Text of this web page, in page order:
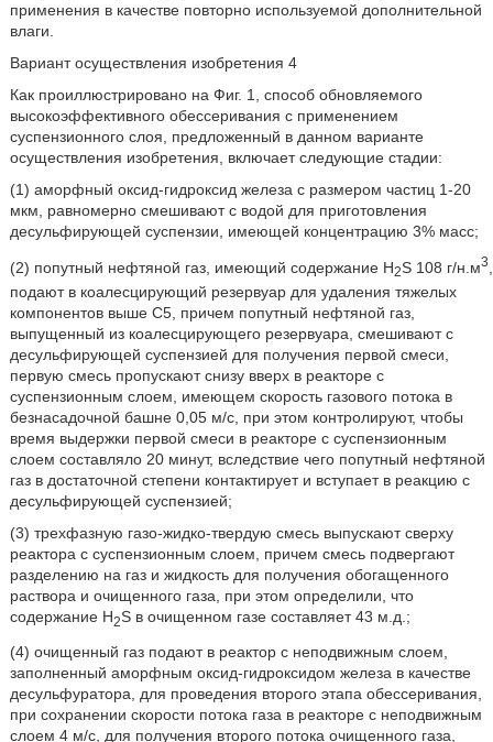
применения в качестве повторно используемой дополнительной
влаги.
Вариант осуществления изобретения 4
Как проиллюстрировано на Фиг. 1, способ обновляемого
высокоэффективного обессеривания с применением
суспензионного слоя, предложенный в данном варианте
осуществления изобретения, включает следующие стадии:
(1) аморфный оксид-гидроксид железа с размером частиц 1-20
мкм, равномерно смешивают с водой для приготовления
десульфирующей суспензии, имеющей концентрацию 3% масс;
(2) попутный нефтяной газ, имеющий содержание H2S 108 г/н.м3
подают в коалесцирующий резервуар для удаления тяжелых
компонентов выше С5, причем попутный нефтяной газ,
выпущенный из коалесцирующего резервуара, смешивают с
десульфирующей суспензией для получения первой смеси,
первую смесь пропускают снизу вверх в реакторе с
суспензионным слоем, имеющем скорость газового потока в
безнасадочной башне 0,05 м/с, при этом контролируют, чтобы
время выдержки первой смеси в реакторе с суспензионным
слоем составляло 20 минут, вследствие чего попутный нефтяной
газ в достаточной степени контактирует и вступает в реакцию с
десульфирующей суспензией;
(3) трехфазную газо-жидко-твердую смесь выпускают сверху
реактора с суспензионным слоем, причем смесь подвергают
разделению на газ и жидкость для получения обогащенного
раствора и очищенного газа, при этом определили, что
содержание H2S в очищенном газе составляет 43 м.д.;
(4) очищенный газ подают в реактор с неподвижным слоем,
заполненный аморфным оксид-гидроксидом железа в качестве
десульфуратора, для проведения второго этапа обессеривания,
при сохранении скорости потока газа в реакторе с неподвижным
слоем 4 м/с, для получения второго потока очищенного газа,